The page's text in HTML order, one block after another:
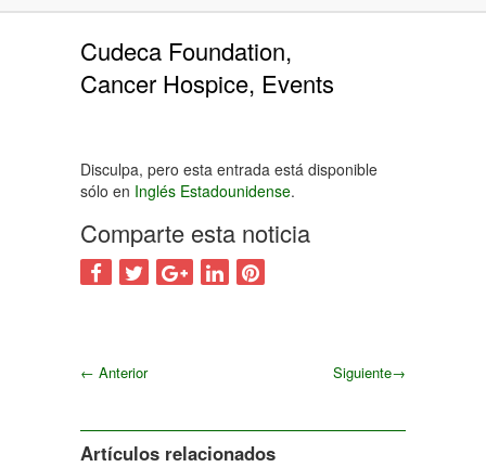
Cudeca Foundation,
Cancer Hospice, Events
Disculpa, pero esta entrada está disponible
sólo en Inglés Estadounidense.
Comparte esta noticia
← Anterior Siguiente→
Artículos relacionados